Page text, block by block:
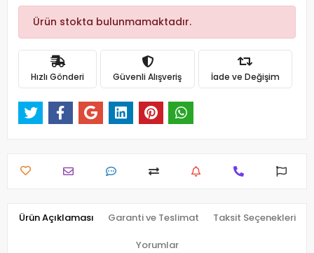
Ürün stokta bulunmamaktadır.
Hızlı Gönderi Güvenli Alışveriş İade ve Değişim
Ürün Açıklaması Garanti ve Teslimat Taksit Seçenekleri
Yorumlar